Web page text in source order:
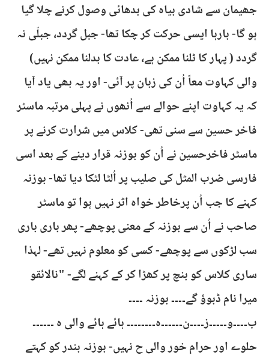
جھیمان سے شادی بیاہ کی بدھائی وصول کرنے چلا گیا
ہو گا- بارہا ایسی حرکت کر چکا تھا- جبل گردد، جبلّی نہ
گردد ( پہار کا ٹلنا ممکن ہے، عادت کا بدلنا ممکن نہیں)
والی کہاوت معاً اُن کی زبان پر آئی- اور یہ بھی یاد آیا
کہ یہ کہاوت اپنے حوالے سے اُنھوں نے پہلی مرتبہ ماسٹر
فاخر حسین سے سنی تھی- کلاس میں شرارت کرنے پر
ماسٹر فاخرحسین نے اُن کو بوزنہ قرار دینے کے بعد اسی
فارسی ضرب المثل کی صلیب پر اُلٹا لٹکا دیا تھا- بوزنہ
کہنے کا جب اُن پرخاطر خواہ اثر نہیں ہوا تو ماسٹر
صاحب نے اُن سے بوزنہ کے معنی پوچھے- پھر باری باری
سب لڑکوں سے پوچھے- کسی کو معلوم نہیں تھے- لہذا
ساری کلاس کو بنچ پر کھڑا کر کے کہنے لگے- "نالائقو
میرا نام ڈبوؤ گے۔۔۔۔ بوزنہ ۔۔۔۔
ب۔۔۔۔و۔۔۔۔۔ز۔۔۔۔ن۔۔۔۔۔۔ہ۔۔۔۔۔۔۔۔ ہائے ہائے والی ہ ۔۔۔۔۔۔
حلوے اور حرام خور والی ح نہیں- بوزنہ بندر کو کہتے